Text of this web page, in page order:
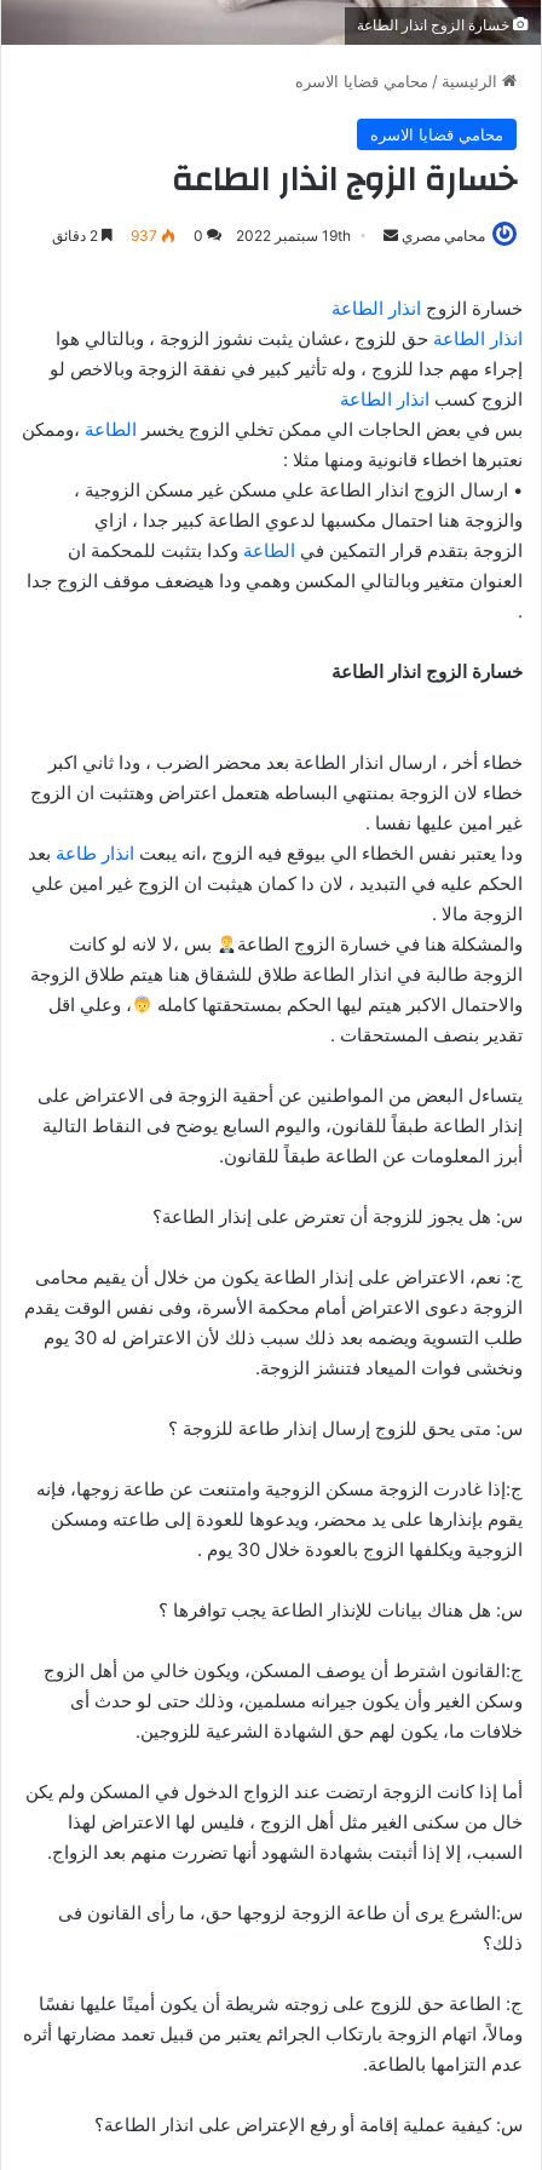
خسارة الزوج انذار الطاعة
الرئيسية / محامي قضايا الاسره
محامي قضايا الاسره
خسارة الزوج انذار الطاعة
محامي مصري
أرسل 19th سبتمبر 2022 0
937
خسارة الزوج انذار الطاعة
انذار الطاعة حق للزوج ،عشان يثبت نشوز الزوجة ، وبالتالي هوا
إجراء مهم جدا للزوج ، وله تأثير كبير في نفقة الزوجة وبالاخص لو
الزوج كسب انذار الطاعة
بس في بعض الحاجات الي ممكن تخلي الزوج يخسر الطاعة ،وممكن
نعتبرها اخطاء قانونية ومنها مثلا :
• ارسال الزوج انذار الطاعة علي مسكن غير مسكن الزوجية ،
والزوجة هنا احتمال مكسبها لدعوي الطاعة كبير جدا ، ازاي
الزوجة بتقدم قرار التمكين في الطاعة وكدا بتثبت للمحكمة ان
العنوان متغير وبالتالي المكسن وهمي ودا هيضعف موقف الزوج جدا
.
خسارة الزوج انذار الطاعة
خطاء أخر ، ارسال انذار الطاعة بعد محضر الضرب ، ودا ثاني اكبر
خطاء لان الزوجة بمنتهي البساطه هتعمل اعتراض وهتثبت ان الزوج
غير امين عليها نفسا .
ودا يعتبر نفس الخطاء الي بيوقع فيه الزوج ،انه يبعت انذار طاعة بعد
الحكم عليه في التبديد ، لان دا كمان هيثبت ان الزوج غير امين علي
الزوجة مالا .
والمشكلة هنا في خسارة الزوج الطاعة
بس ،لا لانه لو كانت
الزوجة طالبة في انذار الطاعة طلاق للشقاق هنا هيتم طلاق الزوجة
والاحتمال الاكبر هيتم ليها الحكم بمستحقتها كامله
، وعلي اقل
تقدير بنصف المستحقات .
يتساءل البعض من المواطنين عن أحقية الزوجة فى الاعتراض على
إنذار الطاعة طبقاً للقانون، واليوم السابع يوضح فى النقاط التالية
أبرز المعلومات عن الطاعة طبقاً للقانون.
س: هل يجوز للزوجة أن تعترض على إنذار الطاعة؟
ج: نعم، الاعتراض على إنذار الطاعة يكون من خلال أن يقيم محامى
الزوجة دعوى الاعتراض أمام محكمة الأسرة، وفى نفس الوقت يقدم
طلب التسوية ويضمه بعد ذلك سبب ذلك لأن الاعتراض له 30 يوم
ونخشى فوات الميعاد فتنشز الزوجة.
س: متى يحق للزوج إرسال إنذار طاعة للزوجة ؟
ج:إذا غادرت الزوجة مسكن الزوجية وامتنعت عن طاعة زوجها، فإنه
يقوم بإنذارها على يد محضر، ويدعوها للعودة إلى طاعته ومسكن
الزوجية ويكلفها الزوج بالعودة خلال 30 يوم .
س: هل هناك بيانات للإنذار الطاعة يجب توافرها ؟
ج:القانون اشترط أن يوصف المسكن، ويكون خالي من أهل الزوج
وسكن الغير وأن يكون جيرانه مسلمين، وذلك حتى لو حدث أى
خلافات ما، يكون لهم حق الشهادة الشرعية للزوجين.
أما إذا كانت الزوجة ارتضت عند الزواج الدخول في المسكن ولم يكن
خال من سكنى الغير مثل أهل الزوج ، فليس لها الاعتراض لهذا
السبب، إلا إذا أثبتت بشهادة الشهود أنها تضررت منهم بعد الزواج.
س:الشرع يرى أن طاعة الزوجة لزوجها حق، ما رأى القانون فى
ذلك؟
ج: الطاعة حق للزوج على زوجته شريطة أن يكون أمينًا عليها نفسًا
ومالاً، اتهام الزوجة بارتكاب الجرائم يعتبر من قبيل تعمد مضارتها أثره
عدم التزامها بالطاعة.
س: كيفية عملية إقامة أو رفع الإعتراض على انذار الطاعة؟